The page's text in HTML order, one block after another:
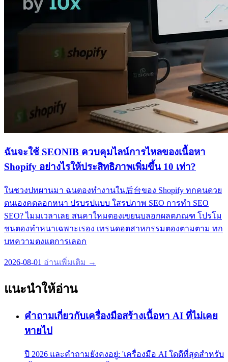
ฉันจะใช้ SEONIB ควบคุมไลน์การไหลของเนื้อหา
Shopify อย่างไรให้ประสิทธิภาพเพิ่มขึ้น 10 เท่า?
ในชวงปทผานมา ฉนตองทำงานใน后台ของ Shopify ทกคนดวย
ตนเองคดลอกหนา ปรบรปแบบ ใสรปภาพ SEO การทำ SEO
SEO? ไมมเวลาเลย สนคาใหมตองเขยนบลอกผลตภณฑ โปรโม
ชนตองทำหนาเฉพาะเรอง เทรนดอตสาหกรรมตองตามตาม ทก
บทความตงแตการเลอก
2026-08-01 อ่านเพิ่มเติม →
แนะนำให้อ่าน
คำถามเกี่ยวกับเครื่องมือสร้างเนื้อหา AI ที่ไม่เคย
หายไป
ปี 2026 และคำถามยังคงอยู่: 'เครื่องมือ AI ใดดีที่สุดสำหรับ